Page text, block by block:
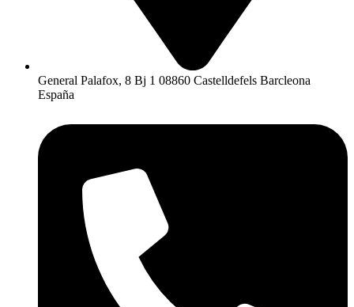
General Palafox, 8 Bj 1 08860 Castelldefels Barcleona
España